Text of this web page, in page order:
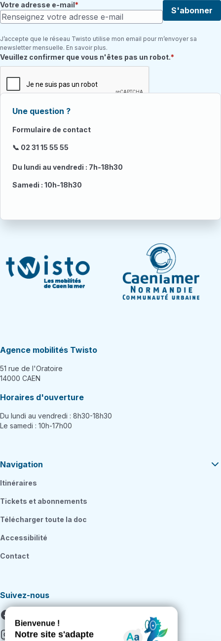
Votre adresse e-mail
S'abonner
J’accepte que le réseau Twisto utilise mon email pour m’envoyer sa
newsletter mensuelle. En savoir plus.
Champ requis
Veuillez confirmer que vous n'êtes pas un robot.
Une question ?
Formulaire de contact
📞 02 31 15 55 55
Du lundi au vendredi : 7h-18h30
Samedi : 10h-18h30
Agence mobilités Twisto
51 rue de l'Oratoire
14000 CAEN
Horaires d'ouverture
Du lundi au vendredi : 8h30-18h30
Le samedi : 10h-17h00
Navigation
Itinéraires
Tickets et abonnements
Télécharger toute la doc
Accessibilité
Contact
Suivez-nous
Instagram